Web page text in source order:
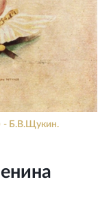
- Б.В.Щукин.